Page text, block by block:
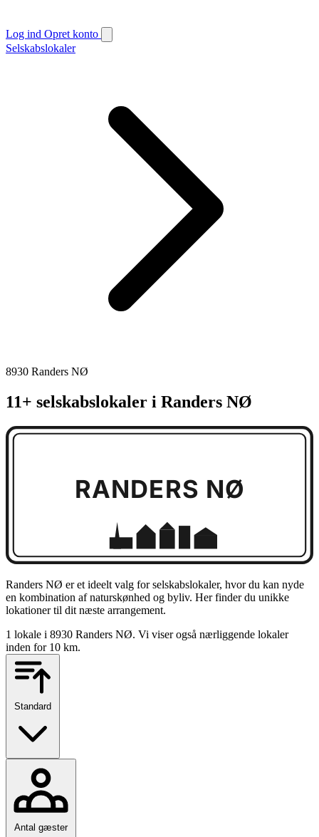
Log ind Opret konto
Selskabslokaler
8930 Randers NØ
11+ selskabslokaler i Randers NØ
RANDERS NØ
Randers NØ er et ideelt valg for selskabslokaler, hvor du kan nyde
en kombination af naturskønhed og byliv. Her finder du unikke
lokationer til dit næste arrangement.
1 lokale i 8930 Randers NØ. Vi viser også nærliggende lokaler
inden for 10 km.
Standard
Antal gæster